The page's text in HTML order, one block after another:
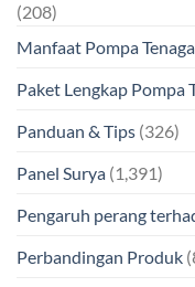
(208)
Manfaat Pompa
Paket Lengkap Pompa
Panduan & Tips (326)
Panel Surya (1,391)
Pengaruh perang
Perbandingan Produk